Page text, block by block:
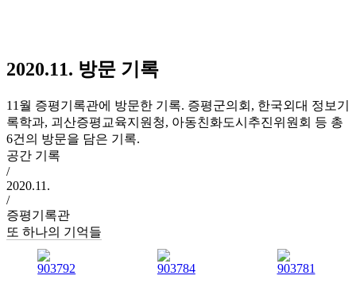
2020.11. 방문 기록
11월 증평기록관에 방문한 기록. 증평군의회, 한국외대 정보기
록학과, 괴산증평교육지원청, 아동친화도시추진위원회 등 총
6건의 방문을 담은 기록.
공간 기록
/
2020.11.
/
증평기록관
또 하나의 기억들